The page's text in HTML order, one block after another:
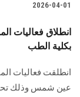
2026-04-01
انطلاق فعاليات
بكلية الطب
انطلقت فعاليات